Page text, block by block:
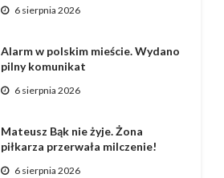
6 sierpnia 2026
Alarm w polskim mieście. Wydano
pilny komunikat
6 sierpnia 2026
Mateusz Bąk nie żyje. Żona
piłkarza przerwała milczenie!
6 sierpnia 2026